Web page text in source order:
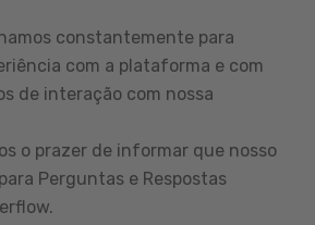
constantemente para
com a plataforma e com
de interação com nossa
o prazer de informar que nosso
Perguntas e Respostas